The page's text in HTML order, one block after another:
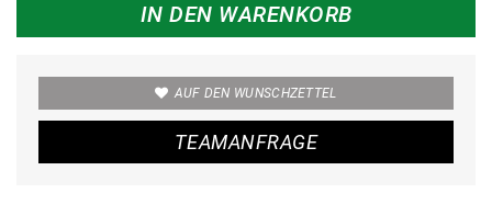
IN DEN WARENKORB
AUF DEN WUNSCHZETTEL
TEAMANFRAGE